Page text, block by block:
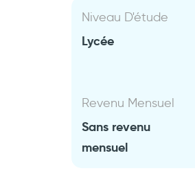
Niveau D'étude
Lycée
Revenu Mensuel
Sans revenu
mensuel